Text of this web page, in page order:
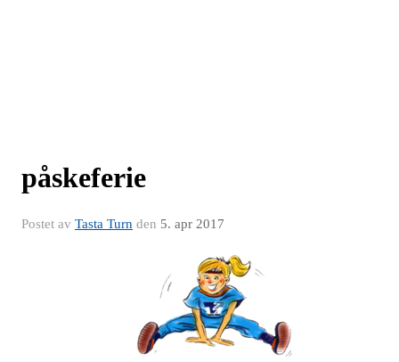
påskeferie
Postet av Tasta Turn den 5. apr 2017